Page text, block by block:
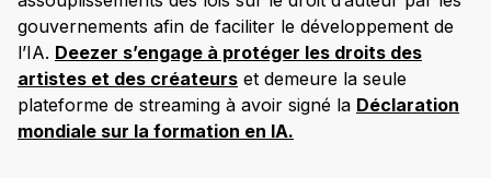
gouvernements afin de faciliter le développement de
l’IA. Deezer s’engage à protéger les droits des
artistes et des créateurs et demeure la seule
plateforme de streaming à avoir signé la Déclaration
mondiale sur la formation en IA.